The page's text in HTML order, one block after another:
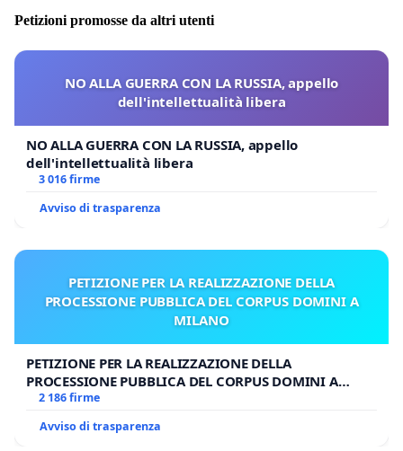
Petizioni promosse da altri utenti
NO ALLA GUERRA CON LA RUSSIA, appello
dell'intellettualità libera
NO ALLA GUERRA CON LA RUSSIA, appello
dell'intellettualità libera
3 016 firme
Avviso di trasparenza
PETIZIONE PER LA REALIZZAZIONE DELLA
PROCESSIONE PUBBLICA DEL CORPUS DOMINI A
MILANO
PETIZIONE PER LA REALIZZAZIONE DELLA
PROCESSIONE PUBBLICA DEL CORPUS DOMINI A
MILANO
2 186 firme
Avviso di trasparenza